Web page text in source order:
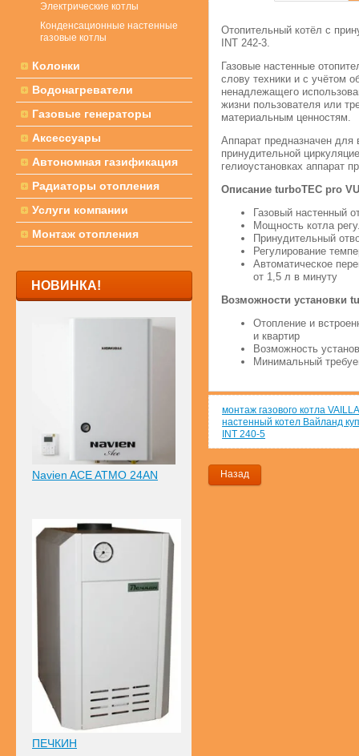
Электрические котлы
Конденсационные настенные
газовые котлы
Колонки
Водонагреватели
Газовые генераторы
Аксессуары
Автономная газификация
Радиаторы отопления
Услуги компании
Монтаж отопления
НОВИНКА!
Navien ACE ATMO 24AN
ПЕЧКИН
Отопительный котёл с
INT 242-3.
Газовые настенные
слову техники и с учётом
ненадлежащего
жизни пользователя или
материальным ценностям.
Аппарат предназначен для
принудительной
гелиоустановках аппарат
Описание turboTEC pro
Газовый настенный
Мощность котла
Принудительный
Регулирование
Автоматическое
от 1,5 л в минуту
Возможности установки
Отопление и
и квартир
Возможность
Минимальный
монтаж газового котла
настенный котел Вайланд
INT 240-5
Назад